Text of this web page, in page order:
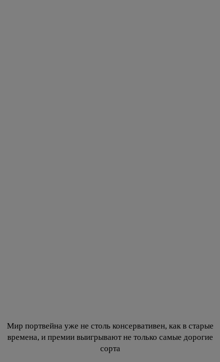
Мир портвейна уже не столь консервативен, как в старые
времена, и премии выигрывают не только самые дорогие
сорта